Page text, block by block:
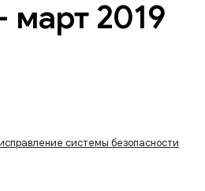
март 2019
системы безопасности